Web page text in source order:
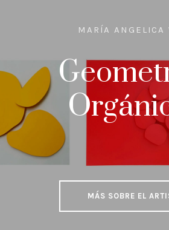
MÁS SOBRE EL
MARÍA ANGELICA